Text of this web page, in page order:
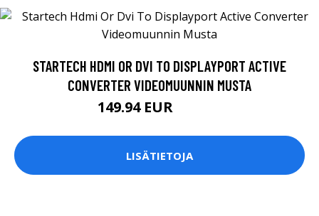
STARTECH HDMI OR DVI TO DISPLAYPORT ACTIVE
CONVERTER VIDEOMUUNNIN MUSTA
149.94 EUR
LISÄTIETOJA